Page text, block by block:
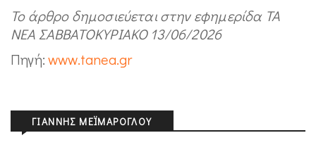
Το άρθρο δημοσιεύεται στην εφημερίδα ΤΑ
ΝΕΑ ΣΑΒΒΑΤΟΚΥΡΙΑΚΟ 13/06/2026
Πηγή:www.tanea.gr
ΓΙΆΝΝΗΣ ΜΕΪΜΆΡΟΓΛΟΥ